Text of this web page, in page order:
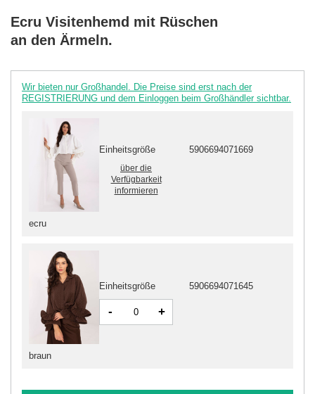
Ecru Visitenhemd mit Rüschen
an den Ärmeln.
Wir bieten nur Großhandel. Die Preise sind erst nach der
REGISTRIERUNG und dem Einloggen beim Großhändler sichtbar.
braun
Einheitsgröße 5906694071645
- +
ecru
Einheitsgröße 5906694071669
über die
Verfügbarkeit
informieren